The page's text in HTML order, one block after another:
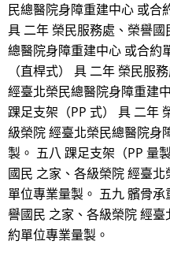
民總醫院身障重建中心 或合
具 二年 榮民服務處、榮譽
總醫院身障重建中心 或合約
（直桿式） 具 二年 榮民服
經臺北榮民總醫院身障重建
踝足支架（PP 式） 具 二年
級榮院 經臺北榮民總醫院身
製。 五八 踝足支架（PP 量
國民 之家、各級榮院 經臺
單位專業量製。 五九 髕骨
譽國民 之家、各級榮院 經
約單位專業量製。